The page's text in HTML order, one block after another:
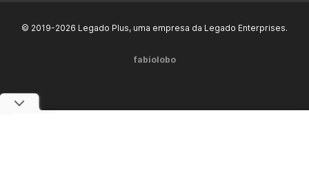
© 2019-2026 Legado Plus, uma empresa da Legado Enterprises.
fabiolobo